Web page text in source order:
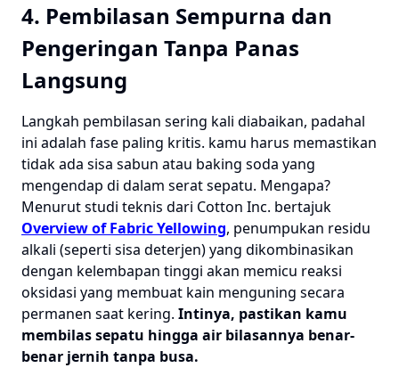
4. Pembilasan Sempurna dan
Pengeringan Tanpa Panas
Langsung
Langkah pembilasan sering kali diabaikan, padahal
ini adalah fase paling kritis. kamu harus memastikan
tidak ada sisa sabun atau baking soda yang
mengendap di dalam serat sepatu. Mengapa?
Menurut studi teknis dari Cotton Inc. bertajuk
Overview of Fabric Yellowing, penumpukan residu
alkali (seperti sisa deterjen) yang dikombinasikan
dengan kelembapan tinggi akan memicu reaksi
oksidasi yang membuat kain menguning secara
permanen saat kering. Intinya, pastikan kamu
membilas sepatu hingga air bilasannya benar-
benar jernih tanpa busa.